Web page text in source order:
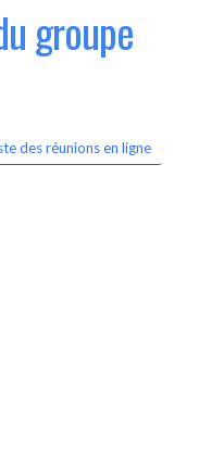
groupe
des réunions en ligne